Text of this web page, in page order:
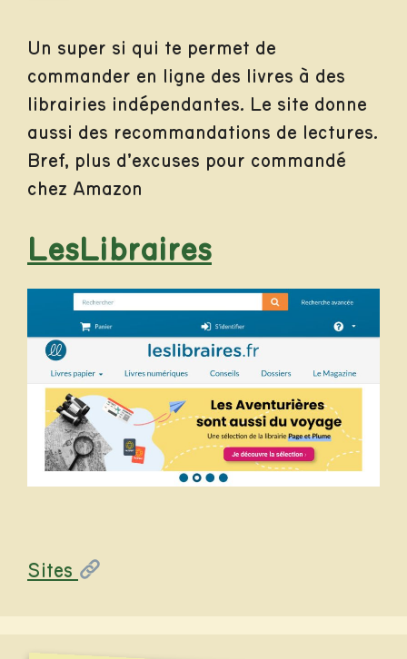
Un super si qui te permet de
commander en ligne des livres à des
librairies indépendantes. Le site donne
aussi des recommandations de lectures.
Bref, plus d’excuses pour commandé
chez Amazon
LesLibraires
Catégories
Sites